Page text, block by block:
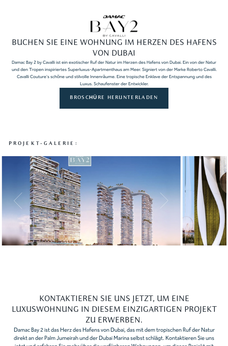
BUCHEN SIE EINE WOHNUNG IM HERZEN DES HAFENS
VON DUBAI
Damac Bay 2 by Cavalli ist ein exotischer Ruf der Natur im Herzen des Hafens von Dubai. Ein von der Natur
und den Tropen inspiriertes Superluxus-Apartmenthaus am Meer. Signiert von der Marke Roberto Cavalli.
Cavalli Couture's schöne und stilvolle Innenräume. Eine tropische Enklave der Entspannung und des
Luxus. Schaufenster der Entwickler.
BROSCHÜRE HERUNTERLADEN
PROJEKT-GALERIE:
KONTAKTIEREN SIE UNS JETZT, UM EINE
LUXUSWOHNUNG IN DIESEM EINZIGARTIGEN PROJEKT
ZU ERWERBEN.
Damac Bay 2 ist das Herz des Hafens von Dubai, das mit dem tropischen Ruf der Natur
direkt an der Palm Jumeirah und der Dubai Marina selbst schlägt. Kontaktieren Sie uns